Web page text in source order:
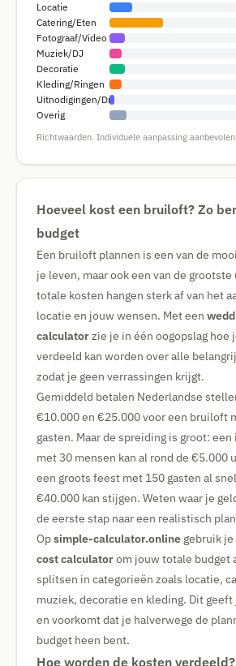
Locatie
Catering/Eten
Fotograaf/Video
Muziek/DJ
Decoratie
Kleding/Ringen
Uitnodigingen/Drukwerk
Overig
Richtwaarden. Individuele aanpassing aanbevolen.
Hoeveel kost een bruiloft? Zo
budget
Een bruiloft plannen is een van de
je leven, maar ook een van de grootste
totale kosten hangen sterk af van het
locatie en jouw wensen. Met een
calculatorzie je in één oogopslag hoe
verdeeld kan worden over alle
zodat je geen verrassingen krijgt.
Gemiddeld betalen Nederlandse
€10.000 en €25.000 voor een bruiloft
gasten. Maar de spreiding is groot:
met 30 mensen kan al rond de
een groots feest met 150 gasten al
€40.000 kan stijgen. Weten waar je
de eerste stap naar een realistisch
Opsimple-calculator.online gebruik je
cost calculatorom jouw totale budget
splitsen in categorieën zoals locatie,
muziek, decoratie en kleding. Dit
en voorkomt dat je halverwege de
budget heen bent.
Hoe worden de kosten verdeeld?